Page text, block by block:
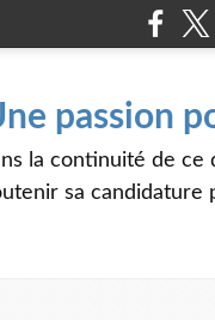
passion
la continuité de ce
sa candidature